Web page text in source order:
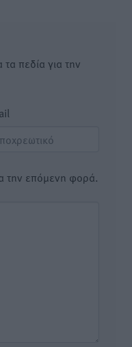
πεδία για την
την επόμενη φορά.